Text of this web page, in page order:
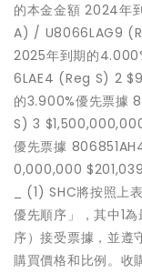
的本金金額 2024年
A) / U8066LAG9
2025年到期的
6LAE4 (Reg S) 2
的3.900%優先票據
S) 3
優先票據
0,000,000
_ (1) SHC將按照上
優先順序」，其中1
序）接受票據，並遵
購買價格和比例。收